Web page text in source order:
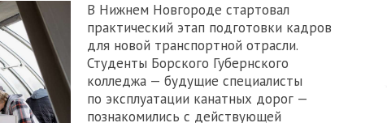
В Нижнем Новгороде стартовал
практический этап подготовки кадров
для новой транспортной отрасли.
Студенты Борского Губернского
колледжа — будущие специалисты
по эксплуатации канатных дорог —
познакомились с действующей